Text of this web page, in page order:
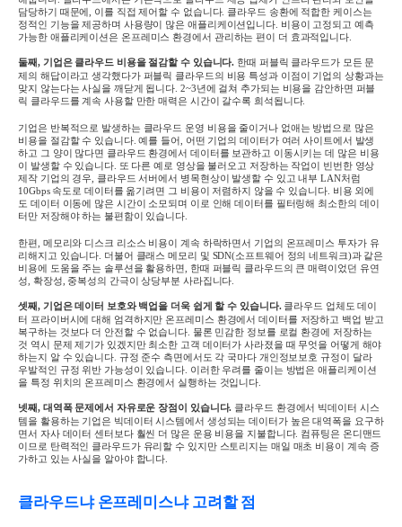
담당하기 때문에
이를 직접 제어할 수 없습니다.클라우드 송환에 적합한 케이스는
정적인 기능을 제공하며 사용량이 많은 애플리케이션입니다 비용이 고정되고 예측
가능한 애플리케이션은 온프레미스 환경에서 관리하는 편이 더 효과적입니다
둘째, 기업은 클라우드 비용을 절감할 수 있습니다. 한때 퍼블릭 클라우드가 모든 문
제의 해답이라고 생각했다가 퍼블릭 클라우드의 비용 특성과 이점이 기업의 상황과는
맞지 않는다는 사실을 깨닫게 됩니다 . 2~3년에 걸쳐 추가되는 비용을 감안하면 퍼블
릭 클라우드를 계속 사용할 만한 매력은 시간이 갈수록 희석됩니다.
기업은 반복적으로 발생하는 클라우드 운영 비용을 줄이거나 없애는 방법으로 많은
비용을 절감할 수 있습니다.예를 들어
어떤 기업의 데이터가 여러 사이트에서 발생
하고 그 양이 많다면 클라우드 환경에서 데이터를 보관하고 이동시키는 데 많은 비용
이 발생할 수 있습니다. 또 다른 예로 영상을 불러오고 저장하는 작업이 빈번한 영상
제작 기업의 경우 ,클라우드 서버에서 병목현상이 발생할 수 있고 내부 LAN처럼
10Gbps 속도로 데이터를 옮기려면 그 비용이 저렴하지 않을 수 있습니다. 비용 외에
도 데이터 이동에 많은 시간이 소모되며 이로 인해 데이터를 필터링해 최소한의 데이
터만 저장해야 하는 불편함이 있습니다
한편
메모리와 디스크 리소스 비용이 계속 하락하면서 기업의 온프레미스 투자가 유
리해지고 있습니다 더불어 클래스 메모리 및 SDN(소프트웨어 정의 네트워크)과 같은
비용에 도움을 주는 솔루션을 활용하면
한때 퍼블릭 클라우드의 큰 매력이었던 유연
성 확장성 ,중복성의 간극이 상당부분 사라집니다
셋째, 기업은 데이터 보호와 백업을 더욱 쉽게 할 수 있습니다.클라우드 업체도 데이
터 프라이버시에 대해 엄격하지만 온프레미스 환경에서 데이터를 저장하고 백업 받고
복구하는 것보다 더 안전할 수 없습니다. 물론 민감한 정보를 로컬 환경에 저장하는
것 역시 문제 제기가 있겠지만 최소한 고객 데이터가 사라졌을 때 무엇을 어떻게 해야
하는지 알 수 있습니다. 규정 준수 측면에서도 각 국마다 개인정보보호 규정이 달라
우발적인 규정 위반 가능성이 있습니다 이러한 우려를 줄이는 방법은 애플리케이션
을 특정 위치의 온프레미스 환경에서 실행하는 것입니다
넷째, 대역폭 문제에서 자유로운 장점이 있습니다. 클라우드 환경에서 빅데이터 시스
템을 활용하는 기업은 빅데이터 시스템에서 생성되는 데이터가 높은 대역폭을 요구하
면서 자사 데이터 센터보다 훨씬 더 많은 운용 비용을 지불합니다. 컴퓨팅은 온디맨드
이므로 탄력적인 클라우드가 유리할 수 있지만 스토리지는 매일 매초 비용이 계속 증
가하고 있는 사실을 알아야 합니다
클라우드냐 온프레미스냐 고려할 점